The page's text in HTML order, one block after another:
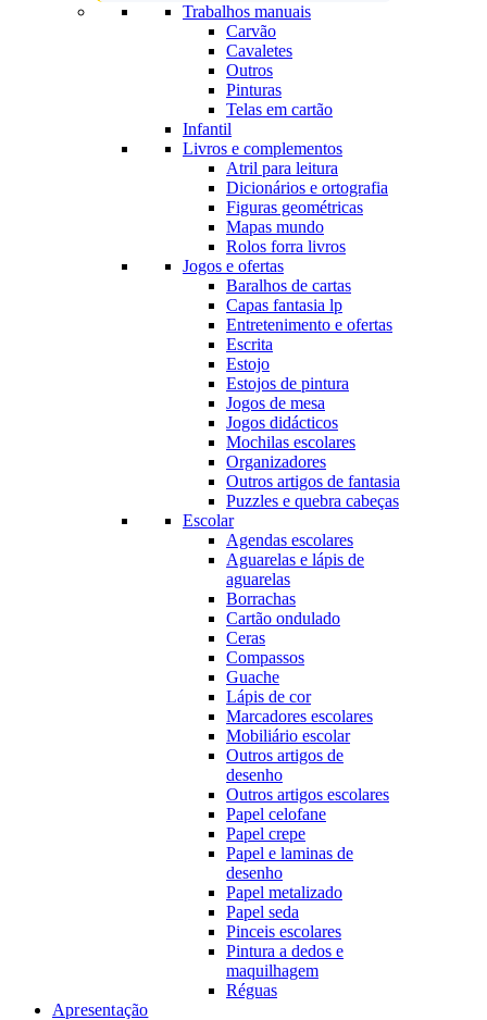
Trabalhos manuais
Carvão
Cavaletes
Outros
Pinturas
Telas em cartão
Infantil
Livros e complementos
Atril para leitura
Dicionários e ortografia
Figuras geométricas
Mapas mundo
Rolos forra livros
Jogos e ofertas
Baralhos de cartas
Capas fantasia lp
Entretenimento e ofertas
Escrita
Estojo
Estojos de pintura
Jogos de mesa
Jogos didácticos
Mochilas escolares
Organizadores
Outros artigos de fantasia
Puzzles e quebra cabeças
Escolar
Agendas escolares
Aguarelas e lápis de
aguarelas
Borrachas
Cartão ondulado
Ceras
Compassos
Guache
Lápis de cor
Marcadores escolares
Mobiliário escolar
Outros artigos de
desenho
Outros artigos escolares
Papel celofane
Papel crepe
Papel e laminas de
desenho
Papel metalizado
Papel seda
Pinceis escolares
Pintura a dedos e
maquilhagem
Réguas
Apresentação